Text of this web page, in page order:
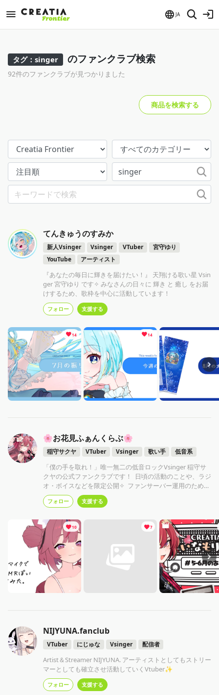
JA
タグ：singer のファンクラブ検索
92件のファンクラブが見つかりました
商品を検索する
てんきゅうのすみか
新人Vsinger Vsinger VTuber
宮守ゆり
YouTube
アーティスト
『あなたの毎日に輝きを届けたい！』 天翔ける歌い星 Vsin
ger 宮守ゆり です✧ みなさんの日々に 輝き と 癒し をお届
けするため、歌枠を中心に活動しています！
フォロー 支援する
14 14
🌸お花見ふぁんくらぶ🌸
稲守サクヤ VTuber Vsinger 歌い手 低音系
「僕の手を取れ！」唯一無二の低音ロックVsinger 稲守サ
クヤの公式ファンクラブです！ 日頃の活動のことや、ラジ
オ・ボイスなどを限定公開✧ ファンサーバー運用のための
開設がメインのため それ以外のプランは更新はかなり気ま
ぐれです🕊️
フォロー 支援する
10 7
NIJYUNA.fanclub
VTuber にじゅな Vsinger 配信者
Artist＆Streamer NIJYUNA. アーティストとしてもストリー
マーとしても確立させ活動していくVtuber✨
フォロー 支援する